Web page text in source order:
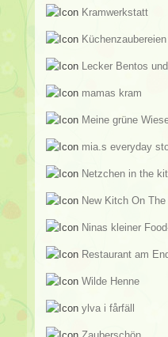
Kramwerkstatt
Küchenzaubereien
Lecker Bentos
mamas kram
Meine grüne
mia.s everyday
Netzchen in the
New Kitch On
Ninas kleiner
Restaurant am
Wilde Henne
ylva i fårfäll